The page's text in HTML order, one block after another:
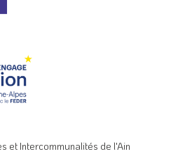
et Intercommunalités de l'Ain